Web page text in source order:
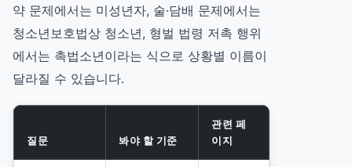
약 문제에서는 미성년자, 술·담배 문제에서는
청소년보호법상 청소년, 형벌 법령 저촉 행위
에서는 촉법소년이라는 식으로 상황별 이름이
달라질 수 있습니다.
질문 봐야 할 기준
관련 페
이지